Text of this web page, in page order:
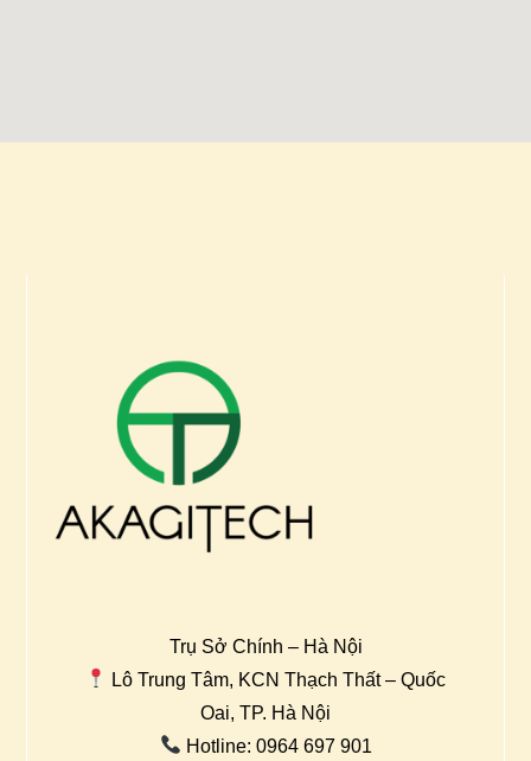
Trụ Sở Chính – Hà Nội
Lô Trung Tâm, KCN Thạch Thất – Quốc
Oai, TP. Hà Nội
Hotline: 0964 697 901